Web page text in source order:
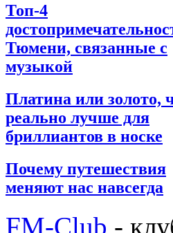
Топ-4
Тюмени, связанные с
музыкой
Платина или золото,
реально лучше для
бриллиантов в носке
Почему путешествия
меняют нас навсегда
FM-Club -